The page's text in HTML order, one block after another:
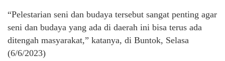
“Pelestarian seni dan budaya tersebut sangat penting agar
seni dan budaya yang ada di daerah ini bisa terus ada
ditengah masyarakat,” katanya, di Buntok, Selasa
(6/6/2023)